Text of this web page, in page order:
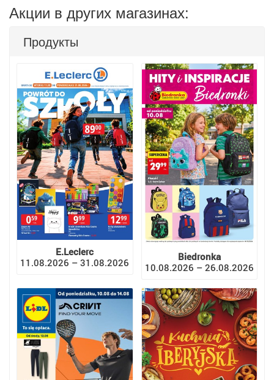
Акции в других магазинах:
Продукты
E.Leclerc
11.08.2026 – 31.08.2026
Biedronka
10.08.2026 – 26.08.2026